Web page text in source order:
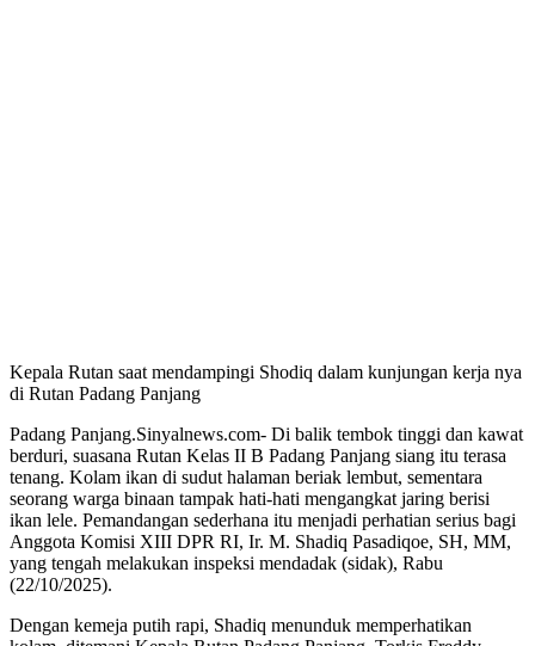
Kepala Rutan saat mendampingi Shodiq dalam kunjungan kerja nya
di Rutan Padang Panjang
Padang Panjang.Sinyalnews.com- Di balik tembok tinggi dan kawat
berduri, suasana Rutan Kelas II B Padang Panjang siang itu terasa
tenang. Kolam ikan di sudut halaman beriak lembut, sementara
seorang warga binaan tampak hati-hati mengangkat jaring berisi
ikan lele. Pemandangan sederhana itu menjadi perhatian serius bagi
Anggota Komisi XIII DPR RI, Ir. M. Shadiq Pasadiqoe, SH, MM,
yang tengah melakukan inspeksi mendadak (sidak), Rabu
(22/10/2025).
Dengan kemeja putih rapi, Shadiq menunduk memperhatikan